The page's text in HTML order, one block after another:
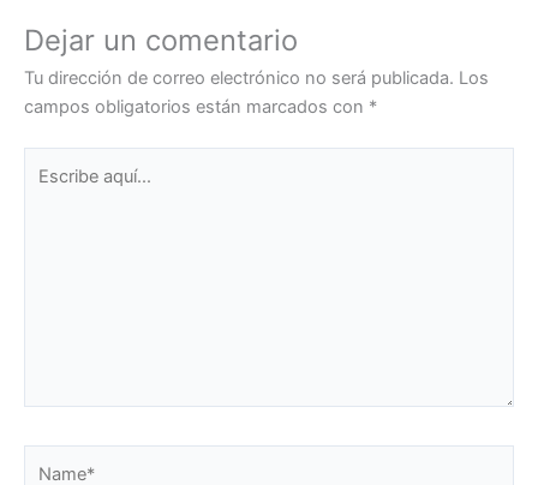
Dejar un comentario
Tu dirección de correo electrónico no será publicada. Los
campos obligatorios están marcados con *
aquí...